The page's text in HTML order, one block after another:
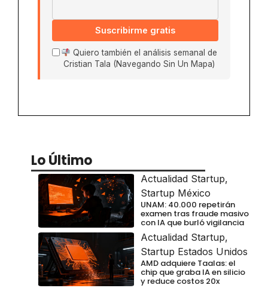
Suscribirme gratis
Quiero también el análisis semanal de
Cristian Tala (Navegando Sin Un Mapa)
Lo Último
Actualidad Startup,
Startup México
UNAM: 40.000 repetirán
examen tras fraude masivo
con IA que burló vigilancia
Actualidad Startup,
Startup Estados Unidos
AMD adquiere Taalas: el
chip que graba IA en silicio
y reduce costos 20x